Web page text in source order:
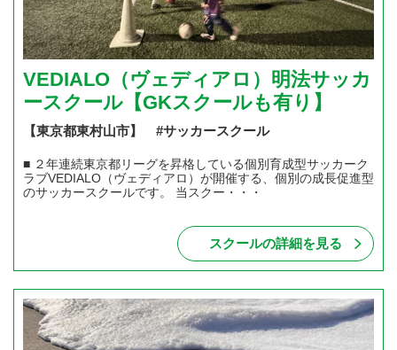
VEDIALO（ヴェディアロ）明法サッカ
ースクール【GKスクールも有り】
【東京都東村山市】 #サッカースクール
■ ２年連続東京都リーグを昇格している個別育成型サッカーク
ラブVEDIALO（ヴェディアロ）が開催する、個別の成長促進型
のサッカースクールです。 当スクー・・・
スクールの詳細を見る